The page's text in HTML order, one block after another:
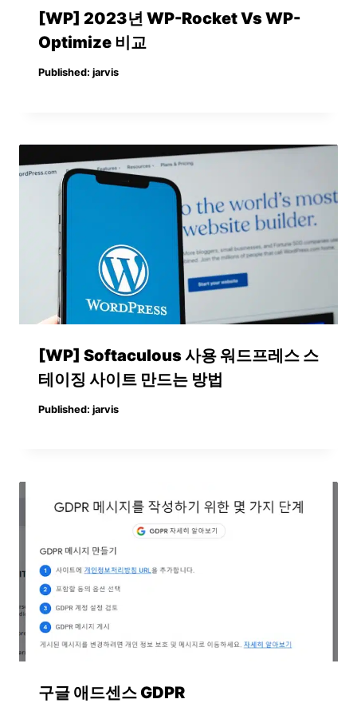
[WP] 2023년 WP-Rocket Vs WP-
Optimize 비교
Published: jarvis
[WP] Softaculous 사용 워드프레스 스
테이징 사이트 만드는 방법
Published: jarvis
구글 애드센스 GDPR